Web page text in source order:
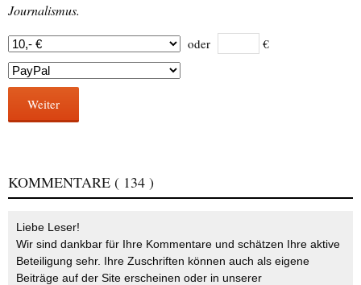
Journalismus.
oder €
Weiter
KOMMENTARE ( 134 )
Liebe Leser!
Wir sind dankbar für Ihre Kommentare und schätzen Ihre aktive
Beteiligung sehr. Ihre Zuschriften können auch als eigene
Beiträge auf der Site erscheinen oder in unserer